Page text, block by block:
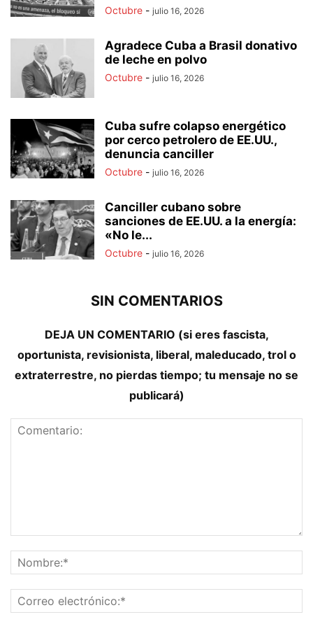
Octubre - julio 16, 2026
Agradece Cuba a Brasil donativo
de leche en polvo
Octubre - julio 16, 2026
Cuba sufre colapso energético
por cerco petrolero de EE.UU.,
denuncia canciller
Octubre - julio 16, 2026
Canciller cubano sobre
sanciones de EE.UU. a la energía:
«No le...
Octubre - julio 16, 2026
SIN COMENTARIOS
DEJA UN COMENTARIO (si eres fascista,
oportunista, revisionista, liberal, maleducado, trol o
extraterrestre, no pierdas tiempo; tu mensaje no se
publicará)